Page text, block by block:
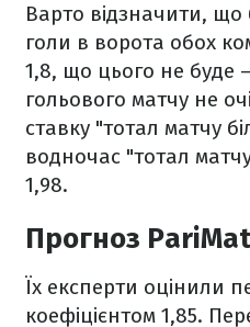
Варто відзначити, що
голи в ворота обох
1,8, що цього не буде
гольового матчу не
ставку "тотал матчу
водночас "тотал
1,98.
Прогноз
Їх експерти оцінили
коефіцієнтом 1,85.